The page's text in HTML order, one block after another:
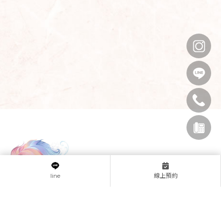
line 線上預約